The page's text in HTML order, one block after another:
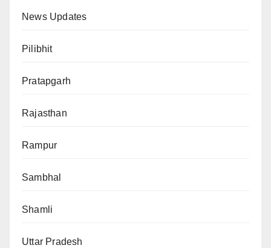
News Updates
Pilibhit
Pratapgarh
Rajasthan
Rampur
Sambhal
Shamli
Uttar Pradesh